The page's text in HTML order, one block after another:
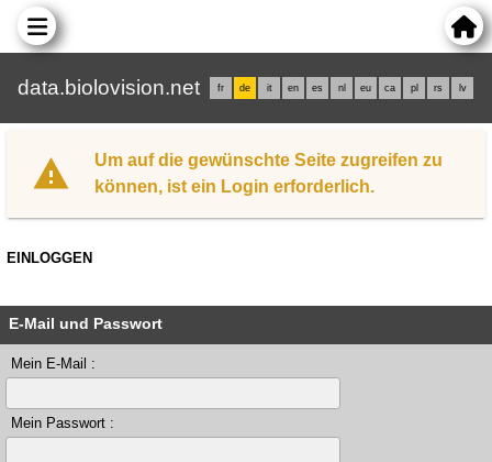
data.biolovision.net fr de it en es nl eu ca pl rs lv
Um auf die gewünschte Seite zugreifen zu
können, ist ein Login erforderlich.
EINLOGGEN
E-Mail und Passwort
Mein E-Mail :
Mein Passwort :